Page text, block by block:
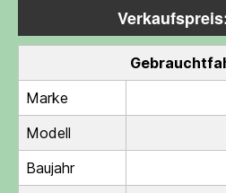
Marke
Modell
Baujahr